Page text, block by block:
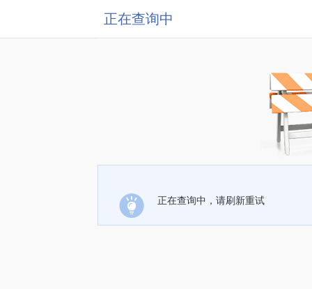
正在查询中
正在查询中，请刷新重试